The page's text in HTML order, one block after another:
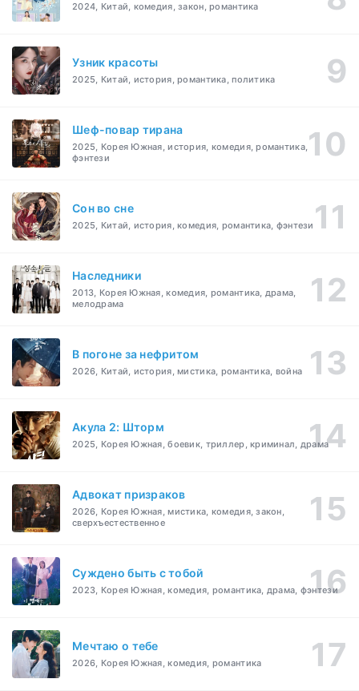
2024, Китай, комедия, закон, романтика
Узник красоты
2025, Китай, история, романтика, политика
Шеф-повар тирана
2025, Корея Южная, история, комедия, романтика,
фэнтези
Cон во сне
2025, Китай, история, комедия, романтика, фэнтези
Наследники
2013, Корея Южная, комедия, романтика, драма,
мелодрама
В погоне за нефритом
2026, Китай, история, мистика, романтика, война
Акула 2: Шторм
2025, Корея Южная, боевик, триллер, криминал, драма
Адвокат призраков
2026, Корея Южная, мистика, комедия, закон,
сверхъестественное
Суждено быть с тобой
2023, Корея Южная, комедия, романтика, драма, фэнтези
Мечтаю о тебе
2026, Корея Южная, комедия, романтика